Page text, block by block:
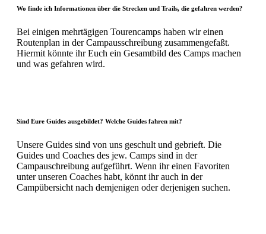
Wo finde ich Informationen über die Strecken und Trails, die gefahren werden?
Bei einigen mehrtägigen Tourencamps haben wir einen
Routenplan in der Campausschreibung zusammengefaßt.
Hiermit könnte ihr Euch ein Gesamtbild des Camps machen
und was gefahren wird.
Sind Eure Guides ausgebildet? Welche Guides fahren mit?
Unsere Guides sind von uns geschult und gebrieft. Die
Guides und Coaches des jew. Camps sind in der
Campauschreibung aufgeführt. Wenn ihr einen Favoriten
unter unseren Coaches habt, könnt ihr auch in der
Campübersicht nach demjenigen oder derjenigen suchen.